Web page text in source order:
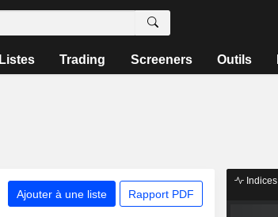
Listes Trading Screeners Outils
Ajouter à une liste Rapport PDF
Indices